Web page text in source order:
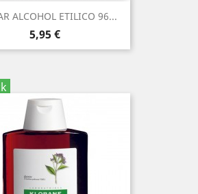
ALCOHOL ETILICO 96...
Precio
5,95 €